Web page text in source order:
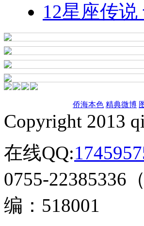
12星座传
侨海本色 精典微博
Copyright 2013
在线QQ:
0755-22385336
编：518001